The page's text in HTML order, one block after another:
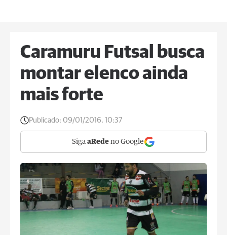
Caramuru Futsal busca
montar elenco ainda
mais forte
Publicado: 09/01/2016, 10:37
Siga aRede no Google